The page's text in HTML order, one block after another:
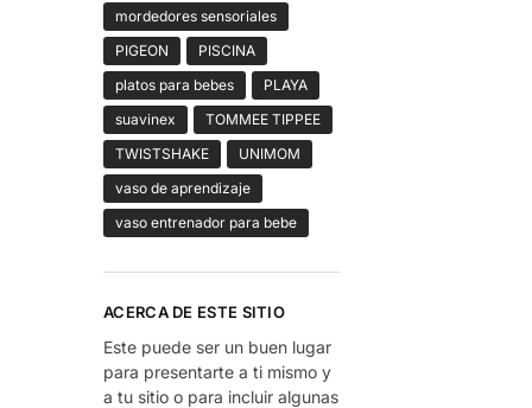
mordedores sensoriales
PIGEON
PISCINA
platos para bebes
PLAYA
suavinex
TOMMEE TIPPEE
TWISTSHAKE
UNIMOM
vaso de aprendizaje
vaso entrenador para bebe
ACERCA DE ESTE SITIO
Este puede ser un buen lugar
para presentarte a ti mismo y
a tu sitio o para incluir algunas